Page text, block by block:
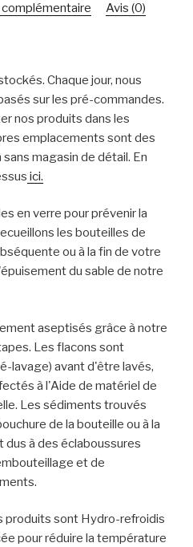
Avis (0)
Chaque jour, nous
sur les pré-commandes.
nos produits dans les
emplacements sont des
magasin de détail. En
ici.
en verre pour prévenir la
les bouteilles de
ou à la fin de votre
du sable de notre
aseptisés grâce à notre
Les flacons sont
lavage) avant d'être lavés,
à l'Aide de matériel de
Les sédiments trouvés
de la bouteille ou à la
dus à des éclaboussures
et de
produits sont Hydro-refroidis
pour réduire la température